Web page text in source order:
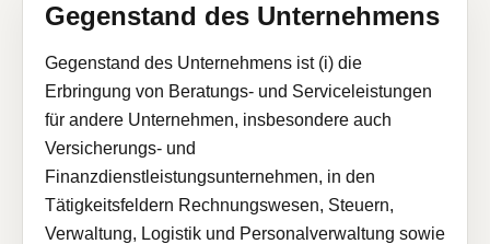
Gegenstand des Unternehmens
Gegenstand des Unternehmens ist (i) die
Erbringung von Beratungs- und Serviceleistungen
für andere Unternehmen, insbesondere auch
Versicherungs- und
Finanzdienstleistungsunternehmen, in den
Tätigkeitsfeldern Rechnungswesen, Steuern,
Verwaltung, Logistik und Personalverwaltung sowie